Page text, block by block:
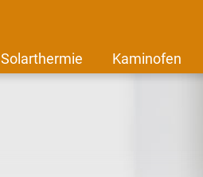
Solarthermie Kaminofen